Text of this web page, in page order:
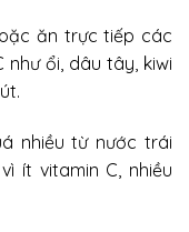
ăn trực tiếp các
ổi, dâu tây, kiwi
nhiều từ nước trái
ít vitamin C, nhiều